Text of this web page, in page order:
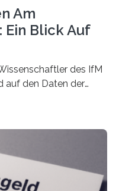
Am
Ein Blick Auf
des IfM
auf den Daten der
von
nur die Gründungen
an der Spitze. In
Personen in eine
folgten die